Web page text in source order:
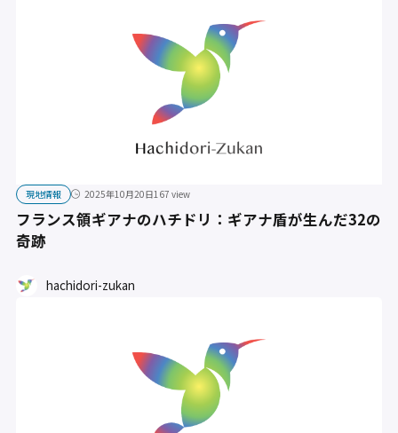
現地情報 2025年10月20日167 view
フランス領ギアナのハチドリ：ギアナ盾が生んだ32の
奇跡
hachidori-zukan